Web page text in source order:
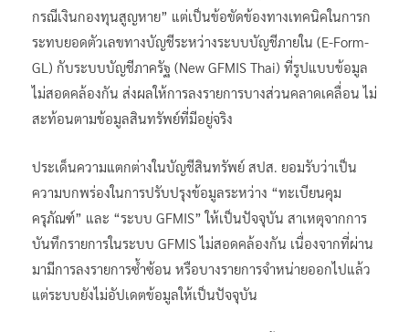
กรณีเงินกองทุนสูญหาย” แต่เป็นข้อขัดข้องทางเทคนิคในการก
ระทบยอดตัวเลขทางบัญชีระหว่างระบบบัญชีภายใน (E-Form-
GL) กับระบบบัญชีภาครัฐ (New GFMIS Thai) ที่รูปแบบข้อมูล
ไม่สอดคล้องกัน ส่งผลให้การลงรายการบางส่วนคลาดเคลื่อน ไม่
สะท้อนตามข้อมูลสินทรัพย์ที่มีอยู่จริง
ประเด็นความแตกต่างในบัญชีสินทรัพย์ สปส. ยอมรับว่าเป็น
ความบกพร่องในการปรับปรุงข้อมูลระหว่าง “ทะเบียนคุม
ครุภัณฑ์” และ “ระบบ GFMIS” ให้เป็นปัจจุบัน สาเหตุจากการ
บันทึกรายการในระบบ GFMIS ไม่สอดคล้องกัน เนื่องจากที่ผ่าน
มามีการลงรายการซ้ำซ้อน หรือบางรายการจำหน่ายออกไปแล้ว
แต่ระบบยังไม่อัปเดตข้อมูลให้เป็นปัจจุบัน